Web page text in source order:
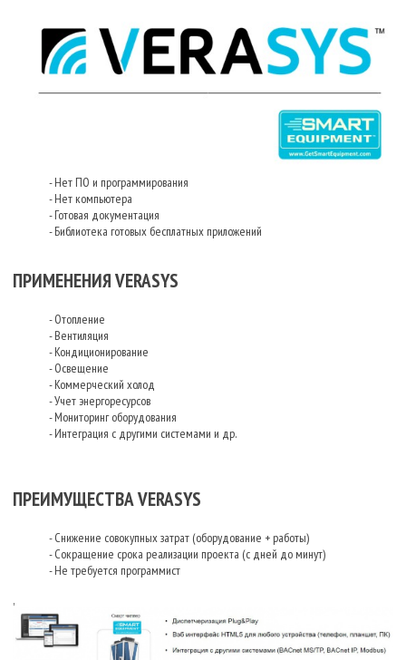
- Нет ПО и программирования
- Нет компьютера
- Готовая документация
- Библиотека готовых бесплатных приложений
ПРИМЕНЕНИЯ VERASYS
- Отопление
- Вентиляция
- Кондиционирование
- Освещение
- Коммерческий холод
- Учет энергоресурсов
- Мониторинг оборудования
- Интеграция с другими системами и др.
ПРЕИМУЩЕСТВА VERASYS
- Снижение совокупных затрат (оборудование + работы)
- Сокращение срока реализации проекта (с дней до минут)
- Не требуется программист